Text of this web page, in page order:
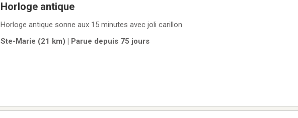
Horloge antique
Horloge antique sonne aux 15 minutes avec joli carillon
Ste-Marie (21 km) | Parue depuis 75 jours